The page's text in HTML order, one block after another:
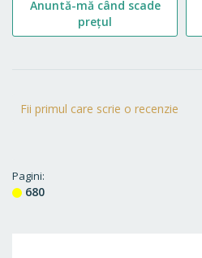
Fii primul care scrie o recenzie
Pagini
680
Anuntă-mă când scade
prețul